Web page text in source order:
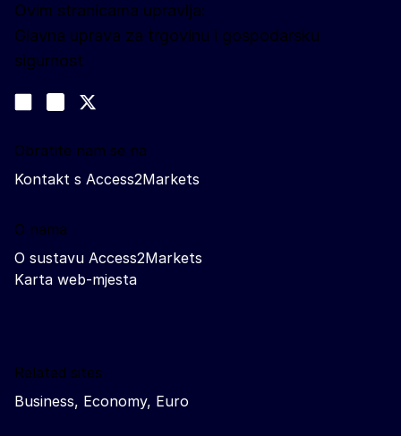
Ovim stranicama upravlja:
Glavna uprava za trgovinu i gospodarsku
sigurnost
Join us on LinkedIn
Trade-Off podcast
Obratite nam se na
Kontakt s Access2Markets
O nama
O sustavu Access2Markets
Karta web-mjesta
Related sites
Business, Economy, Euro